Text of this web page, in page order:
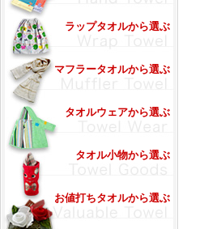
ラップタオルから選ぶ
マフラータオルから選ぶ
タオルウェアから選ぶ
タオル小物から選ぶ
お値打ちタオルから選ぶ